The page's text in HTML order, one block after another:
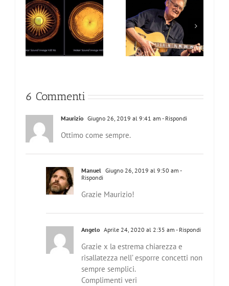
JIM MULLEN
La via della chitarra
di Alfonso Pumilia
6 Commenti
Maurizio Giugno 26, 2019 al 9:41 am - Rispondi
Ottimo come sempre.
Manuel Giugno 26, 2019 al 9:50 am -
Rispondi
Grazie Maurizio!
Angelo Aprile 24, 2020 al 2:35 am - Rispondi
Grazie x la estrema chiarezza e
risallatezza nell’ esporre concetti non
sempre semplici.
Complimenti veri